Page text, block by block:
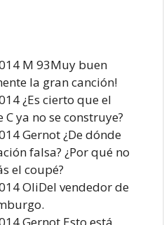
M 93Muy buen
la gran canción!
¿Es cierto que el
ya no se construye?
Gernot ¿De dónde
falsa? ¿Por qué no
el coupé?
OliDel vendedor de